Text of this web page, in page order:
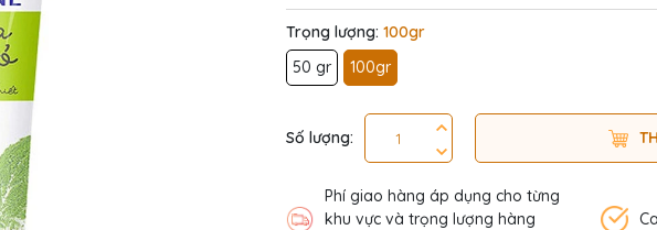
Trọng lượng: 100gr
50 gr
100gr
Số lượng:
Phí giao hàng áp dụng cho từng
khu vực và trọng lượng hàng